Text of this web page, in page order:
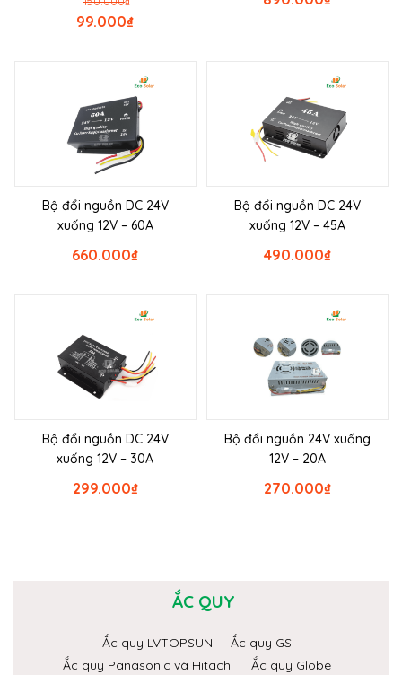
₫
99.000
Bộ đổi nguồn DC 24V
xuống 12V – 60A
₫
660.000
Bộ đổi nguồn DC 24V
xuống 12V – 45A
₫
490.000
Bộ đổi nguồn DC 24V
xuống 12V – 30A
₫
299.000
Bộ đổi nguồn 24V xuống
12V – 20A
₫
270.000
ẮC QUY
Ắc quy LVTOPSUN
Ắc quy GS
Ắc quy Panasonic và Hitachi
Ắc quy Globe